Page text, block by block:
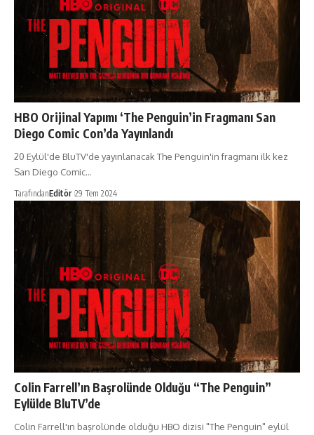
HBO Orijinal Yapımı ‘The Penguin’in Fragmanı San
Diego Comic Con’da Yayınlandı
20 Eylül'de BluTV'de yayınlanacak The Penguin'in fragmanı ilk kez
San Diego Comic…
TarafındanEditör 29 Tem 2024
Colin Farrell’ın Başrolünde Olduğu “The Penguin”
Eylülde BluTV’de
Colin Farrell'ın başrolünde olduğu HBO dizisi "The Penguin" eylül